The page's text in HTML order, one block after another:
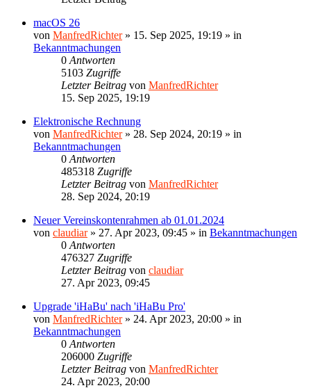
macOS 26
von ManfredRichter» 15. Sep 2025, 19:19 » in
Bekanntmachungen
0 Antworten
5103 Zugriffe
Letzter Beitrag von ManfredRichter
15. Sep 2025, 19:19
Elektronische Rechnung
von ManfredRichter» 28. Sep 2024, 20:19 » in
Bekanntmachungen
0 Antworten
485318 Zugriffe
Letzter Beitrag von ManfredRichter
28. Sep 2024, 20:19
Neuer Vereinskontenrahmen ab 01.01.2024
von claudiar» 27. Apr 2023, 09:45 » in Bekanntmachungen
0 Antworten
476327 Zugriffe
Letzter Beitrag von claudiar
27. Apr 2023, 09:45
Upgrade 'iHaBu' nach 'iHaBu Pro'
von ManfredRichter» 24. Apr 2023, 20:00 » in
Bekanntmachungen
0 Antworten
206000 Zugriffe
Letzter Beitrag von ManfredRichter
24. Apr 2023, 20:00